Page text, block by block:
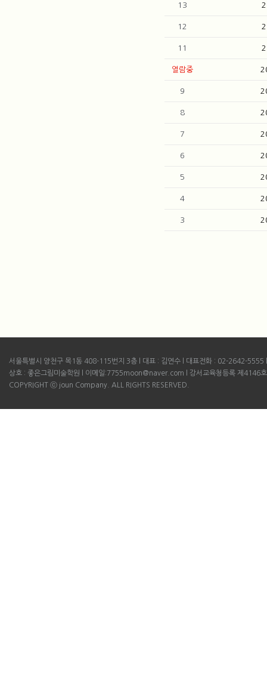
13
12
11
열람중
9
8
7
6
5
4
3
서울특별시 양천구 목1동 408-115번지 3층 l 대표 : 김연수 l 대표전화 : 02-2642-
상호 : 좋은그림미술학원 l 이메일:7755moon@naver.com l 강서교육청등록 제4146호
COPYRIGHT ⓒ joun Company. ALL RIGHTS RESERVED.